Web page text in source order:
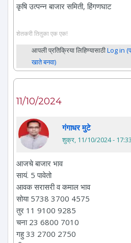
कृषि उत्पन्न बाजार समिती, हिंगणघाट
शेतकरी तितुका एक एक!
आपली प्रतिक्रिया लिहिण्यासाठीLog in
खाते बनवा)
11/10/2024
गंगाधर मुटे
शुक्र, 11/10/2024 - 17:33
आजचे बाजार भाव
सायं. 5 पावेतो
आवक सरासरी व कमाल भाव
सोया 5738 3700 4575
तुर 11 9100 9285
चना 23 6800 7010
गहु 33 2700 2750